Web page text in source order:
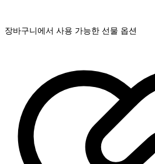
장바구니에서 사용 가능한 선물 옵션